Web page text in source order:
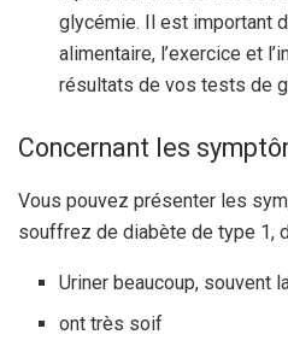
glycémie. Il est important
alimentaire, l’exercice et
résultats de vos tests de
Concernant les
Vous pouvez présenter les
souffrez de diabète de type 1,
Uriner beaucoup, souvent
ont très soif